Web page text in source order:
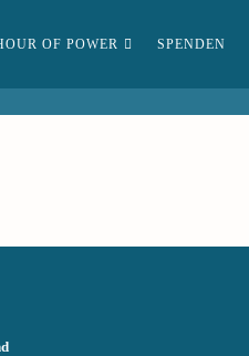
OF POWER SPENDEN